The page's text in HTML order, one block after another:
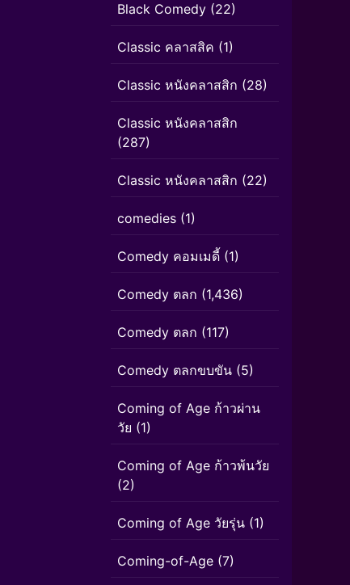
Black Comedy (22)
Classic คลาสสิค (1)
Classic หนังคลาสสิก (28)
Classic หนังคลาสสิก
(287)
Classic หนังคลาสสิก (22)
comedies (1)
Comedy คอมเมดี้ (1)
Comedy ตลก (1,436)
Comedy ตลก (117)
Comedy ตลกขบขัน (5)
Coming of Age ก้าวผ่าน
วัย (1)
Coming of Age ก้าวพ้นวัย
(2)
Coming of Age วัยรุ่น (1)
Coming-of-Age (7)